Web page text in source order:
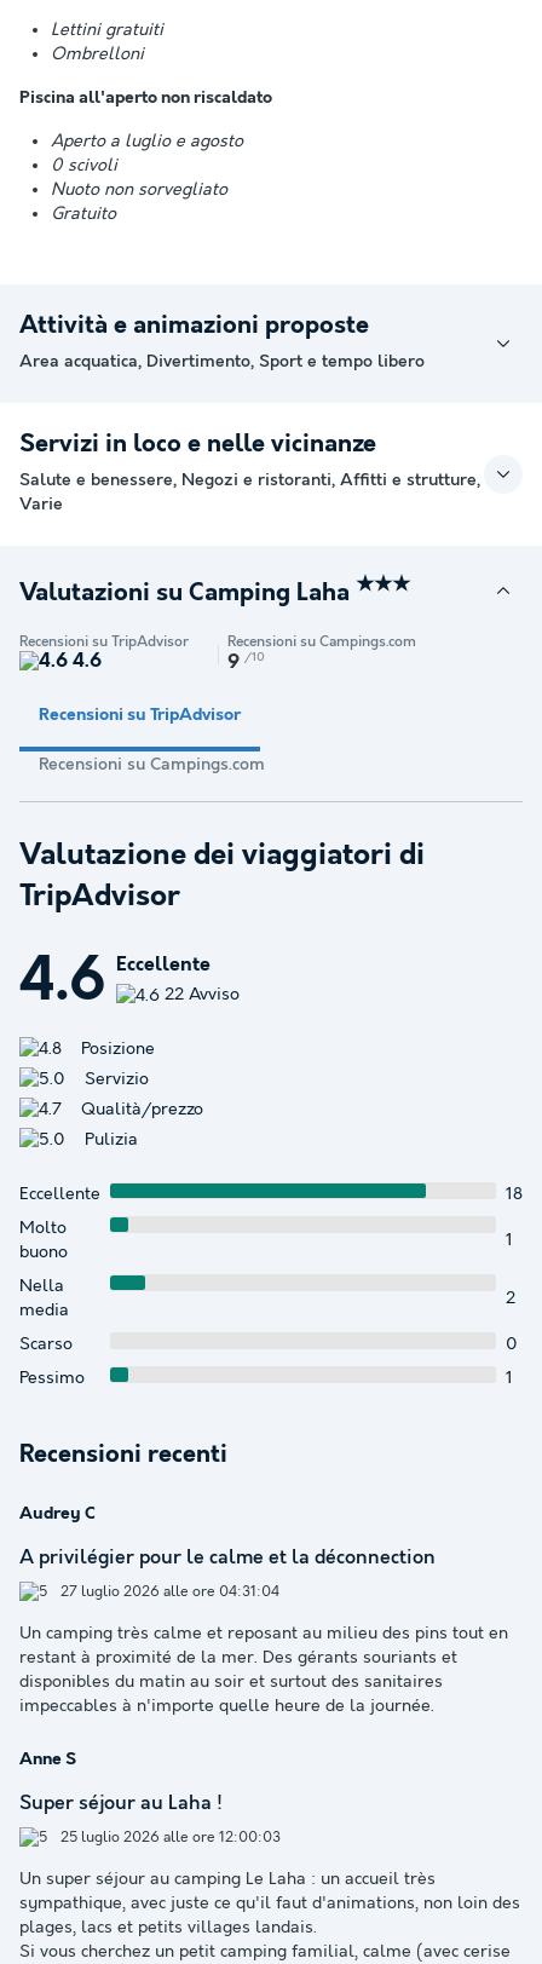
Lettini gratuiti
Ombrelloni
Piscina all'aperto non riscaldato
Aperto a luglio e agosto
0 scivoli
Nuoto non sorvegliato
Gratuito
Attività e animazioni proposte
Area acquatica, Divertimento, Sport e tempo libero
Servizi in loco e nelle vicinanze
Salute e benessere, Negozi e ristoranti, Affitti e strutture,
Varie
Valutazioni su Camping Laha ★★★
Recensioni su TripAdvisor
4.6
Recensioni su Campings.com
9 /10
Recensioni su TripAdvisor
Recensioni su Campings.com
Valutazione dei viaggiatori di
TripAdvisor
4.6 Eccellente
22 Avviso
Posizione
Servizio
Qualità/prezzo
Pulizia
Eccellente
18
Molto
buono
1
Nella
media
2
Scarso
0
Pessimo
1
Recensioni recenti
Audrey C
A privilégier pour le calme et la déconnection
27 luglio 2026 alle ore 04:31:04
Un camping très calme et reposant au milieu des pins tout en
restant à proximité de la mer. Des gérants souriants et
disponibles du matin au soir et surtout des sanitaires
impeccables à n'importe quelle heure de la journée.
Anne S
Super séjour au Laha !
25 luglio 2026 alle ore 12:00:03
Un super séjour au camping Le Laha : un accueil très
sympathique, avec juste ce qu'il faut d'animations, non loin des
plages, lacs et petits villages landais.
Si vous cherchez un petit camping familial, calme (avec cerise